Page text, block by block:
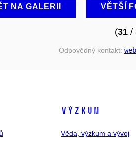
NA GALERII VĚTŠÍ
(31/
Odpovědný kontakt:
VÝZKUM
Věda, výzkum a vývoj